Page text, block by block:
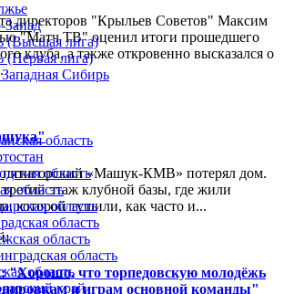
директоров "Крыльев Советов" Максим
"Матч ТВ" оценил итоги прошедшего
клуба, а также откровенно высказался о
«Машук-КМВ» потерял дом.
этаж клубной базы, где жили
которой тушили, как часто и...
"Хорошо, что торпедовскую молодёжь
и играм основной команды"
Запад
(Высшая лига)
(Первая лига)
Сибирь
область
область
область
область
область
область
область
область
край